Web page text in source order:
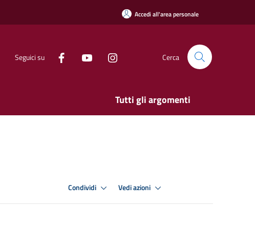
Accedi all'area personale
Seguici su Cerca
Tutti gli argomenti
Condividi Vedi azioni